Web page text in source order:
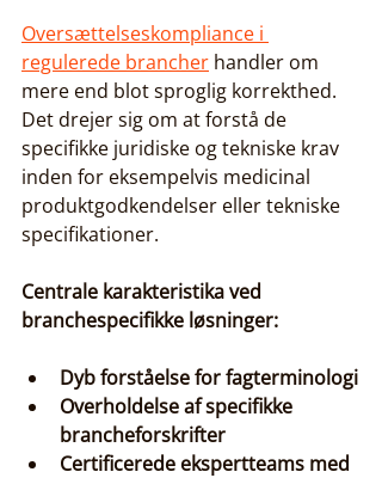
Oversættelseskompliance i
regulerede brancher handler om
mere end blot sproglig korrekthed.
Det drejer sig om at forstå de
specifikke juridiske og tekniske krav
inden for eksempelvis medicinal
produktgodkendelser eller tekniske
specifikationer.
Centrale karakteristika ved
branchespecifikke løsninger:
Dyb forståelse for fagterminologi
Overholdelse af specifikke
brancheforskrifter
Certificerede ekspertteams med